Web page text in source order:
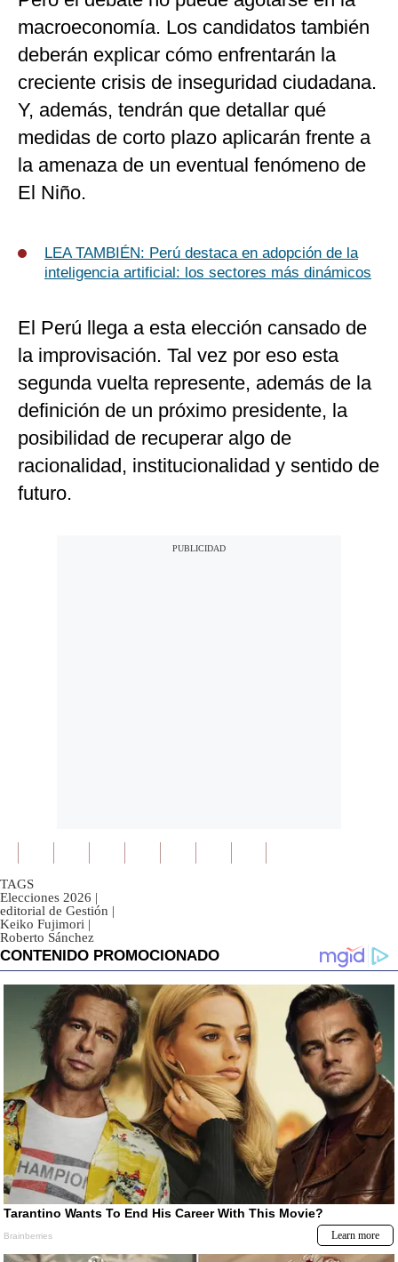
macroeconomía. Los candidatos también
deberán explicar cómo enfrentarán la
creciente crisis de inseguridad ciudadana.
Y, además, tendrán que detallar qué
medidas de corto plazo aplicarán frente a
la amenaza de un eventual fenómeno de
El Niño.
LEA TAMBIÉN: Perú destaca en adopción de la
inteligencia artificial: los sectores más dinámicos
El Perú llega a esta elección cansado de
la improvisación. Tal vez por eso esta
segunda vuelta represente, además de la
definición de un próximo presidente, la
posibilidad de recuperar algo de
racionalidad, institucionalidad y sentido de
futuro.
TAGS
Elecciones 2026 |
editorial de Gestión |
Keiko Fujimori |
Roberto Sánchez